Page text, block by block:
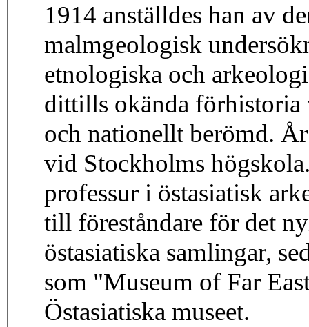
1914 anställdes han av
malmgeologisk
etnologiska och
dittills okända
och nationellt berömd.
vid Stockholms
professur i östasiatisk
till föreståndare för det
östasiatiska samlingar,
som "Museum of Far
Östasiatiska museet.